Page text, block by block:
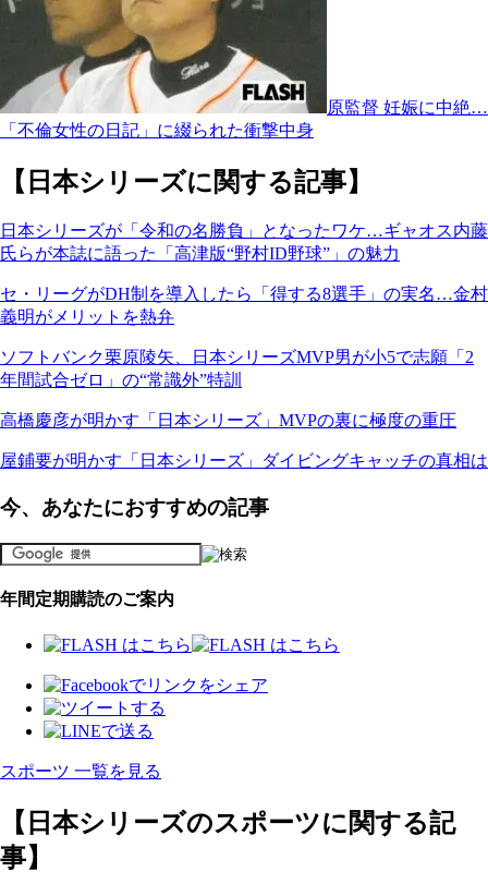
原監督 妊娠に中絶…
「不倫女性の日記」に綴られた衝撃中身
【日本シリーズに関する記事】
日本シリーズが「令和の名勝負」となったワケ…ギャオス内藤
氏らが本誌に語った「高津版“野村ID野球”」の魅力
セ・リーグがDH制を導入したら「得する8選手」の実名…金村
義明がメリットを熱弁
ソフトバンク栗原陵矢、日本シリーズMVP男が小5で志願「2
年間試合ゼロ」の“常識外”特訓
高橋慶彦が明かす「日本シリーズ」MVPの裏に極度の重圧
屋鋪要が明かす「日本シリーズ」ダイビングキャッチの真相は
今、あなたにおすすめの記事
年間定期購読のご案内
スポーツ 一覧を見る
【日本シリーズのスポーツに関する記
事】